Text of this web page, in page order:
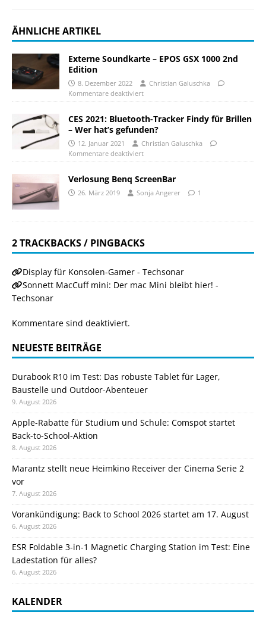
ÄHNLICHE ARTIKEL
Externe Soundkarte – EPOS GSX 1000 2nd
Edition
8. Dezember 2022
Christian Galuschka
Kommentare deaktiviert
CES 2021: Bluetooth-Tracker Findy für Brillen
– Wer hat’s gefunden?
12. Januar 2021
Christian Galuschka
Kommentare deaktiviert
Verlosung Benq ScreenBar
26. März 2019 Sonja Angerer 1
2 TRACKBACKS / PINGBACKS
Display für Konsolen-Gamer - Techsonar
Sonnett MacCuff mini: Der mac Mini bleibt hier! -
Techsonar
Kommentare sind deaktiviert.
NEUESTE BEITRÄGE
Durabook R10 im Test: Das robuste Tablet für Lager,
Baustelle und Outdoor-Abenteuer
9. August 2026
Apple-Rabatte für Studium und Schule: Comspot startet
Back-to-School-Aktion
8. August 2026
Marantz stellt neue Heimkino Receiver der Cinema Serie 2
vor
7. August 2026
Vorankündigung: Back to School 2026 startet am 17. August
6. August 2026
ESR Foldable 3-in-1 Magnetic Charging Station im Test: Eine
Ladestation für alles?
6. August 2026
KALENDER